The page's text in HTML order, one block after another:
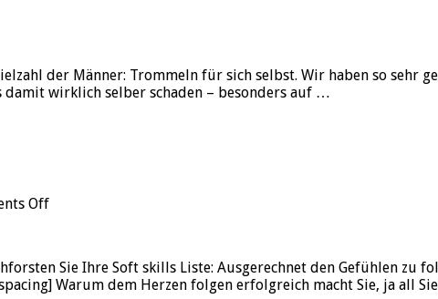
der Männer: Trommeln für sich selbst. Wir haben so sehr
wirklich selber schaden – besonders auf …
Offon
Erfolg
durch
Sie Ihre Soft skills Liste: Ausgerechnet den Gefühlen zu
Warum dem Herzen folgen erfolgreich macht Sie, ja all